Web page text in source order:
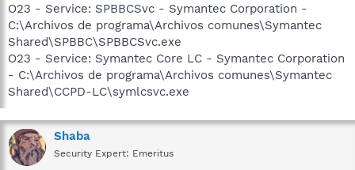
O23 - Service: SPBBCSvc - Symantec Corporation -
C:\Archivos de programa\Archivos comunes\Symantec
Shared\SPBBC\SPBBCSvc.exe
O23 - Service: Symantec Core LC - Symantec Corporation
- C:\Archivos de programa\Archivos comunes\Symantec
Shared\CCPD-LC\symlcsvc.exe
Shaba
Security Expert: Emeritus